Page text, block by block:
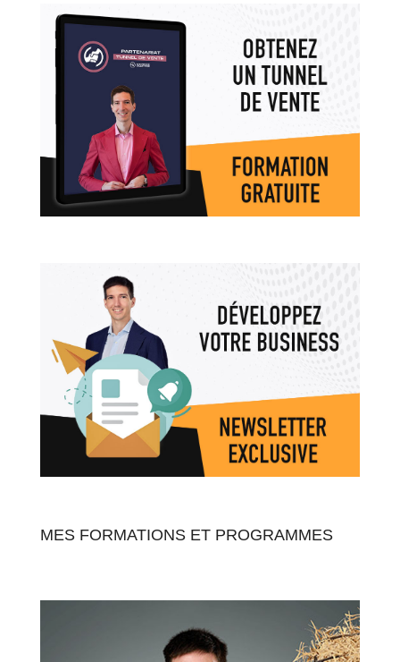
MES FORMATIONS ET PROGRAMMES